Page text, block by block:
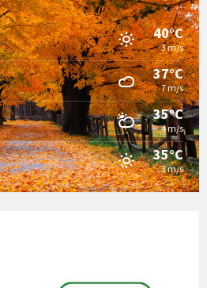
40°C
3 m/s
37°C
7 m/s
35°C
4 m/s
35°C
3 m/s